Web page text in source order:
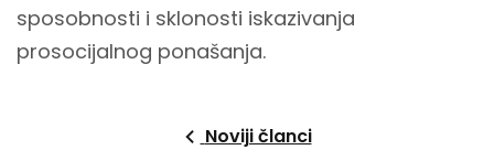
sposobnosti i sklonosti iskazivanja
prosocijalnog ponašanja.
Noviji članci